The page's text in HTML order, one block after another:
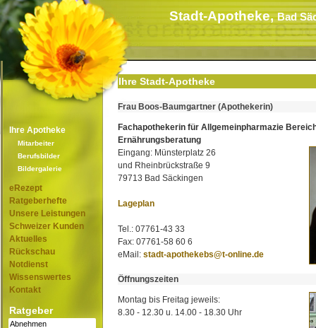
Stadt-Apotheke,Bad
Ihre Apotheke
Mitarbeiter
Berufsbilder
Bildergalerie
eRezept
Ratgeberhefte
Unsere Leistungen
Schweizer Kunden
Aktuelles
Rückschau
Notdienst
Wissenswertes
Kontakt
Ratgeber
Ihre Stadt-Apotheke
Frau Boos-Baumgartner (Apothekerin)
Fachapothekerin für Allgemeinpharmazie
Ernährungsberatung
Eingang: Münsterplatz 26
und Rheinbrückstraße 9
79713 Bad Säckingen
Lageplan
Tel.: 07761-43 33
Fax: 07761-58 60 6
eMail: stadt-apothekebs@t-online.de
Öffnungszeiten
Montag bis Freitag jeweils:
8.30 - 12.30 u. 14.00 - 18.30 Uhr